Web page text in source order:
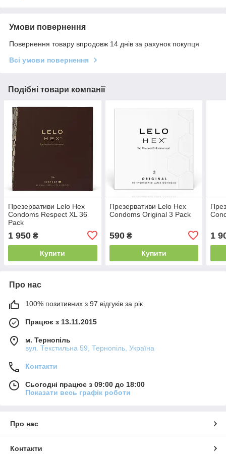
Умови повернення
Повернення товару впродовж 14 днів за рахунок покупця
Всі умови повернення
Подібні товари компанії
Презервативи Lelo Hex
Condoms Respect XL 36
Pack
1 950 ₴
Купити
Презервативи Lelo Hex
Condoms Original 3 Pack
590₴
Купити
1
Про нас
100% позитивних з 97 відгуків за рік
Працює з 13.11.2015
м. Тернопіль
вул. Текстильна 59, Тернопіль, Україна
Контакти
Сьогодні працює з 09:00 до 18:00
Показати весь графік роботи
Про нас
Контакти